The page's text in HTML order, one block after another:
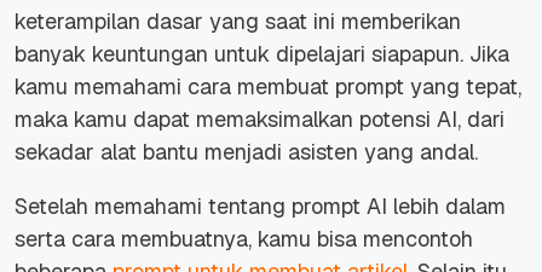
keterampilan dasar yang saat ini memberikan
banyak keuntungan untuk dipelajari siapapun. Jika
kamu memahami cara membuat prompt yang tepat,
maka kamu dapat memaksimalkan potensi AI, dari
sekadar alat bantu menjadi asisten yang andal.
Setelah memahami tentang prompt AI lebih dalam
serta cara membuatnya, kamu bisa mencontoh